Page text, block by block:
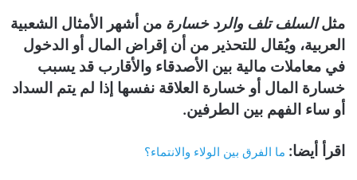
ي
ا
مثلالسلف تلف والرد خسارة من أشهر الأمثال الشعبية
العربية، ويُقال للتحذير من أن إقراض المال أو الدخول
في معاملات مالية بين الأصدقاء والأقارب قد يسبب
خسارة المال أو خسارة العلاقة نفسها إذا لم يتم السداد
أو ساء الفهم بين الطرفين.
اقرأ أيضا: ما الفرق بين الولاء والانتماء؟